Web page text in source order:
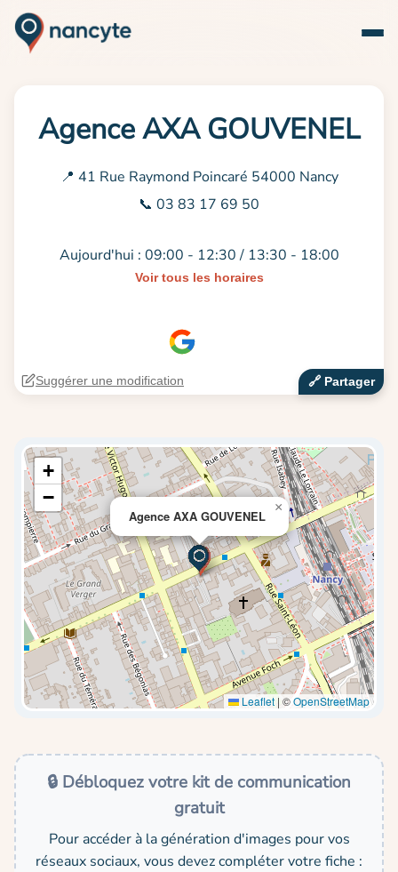
Agence AXA GOUVENEL
📍 41 Rue Raymond Poincaré 54000 Nancy
📞 03 83 17 69 50
Aujourd'hui : 09:00 - 12:30 / 13:30 - 18:00
Voir tous les horaires
🔗‍️ Partager
Suggérer une modification
Agence AXA GOUVENEL
×
+
−
Leaflet | ©OpenStreetMap
🔒 Débloquez votre kit de communication
gratuit
Pour accéder à la génération d'images pour vos
réseaux sociaux, vous devez compléter votre fiche :